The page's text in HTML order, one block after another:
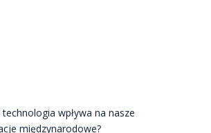
technologia wpływa na nasze
międzynarodowe?